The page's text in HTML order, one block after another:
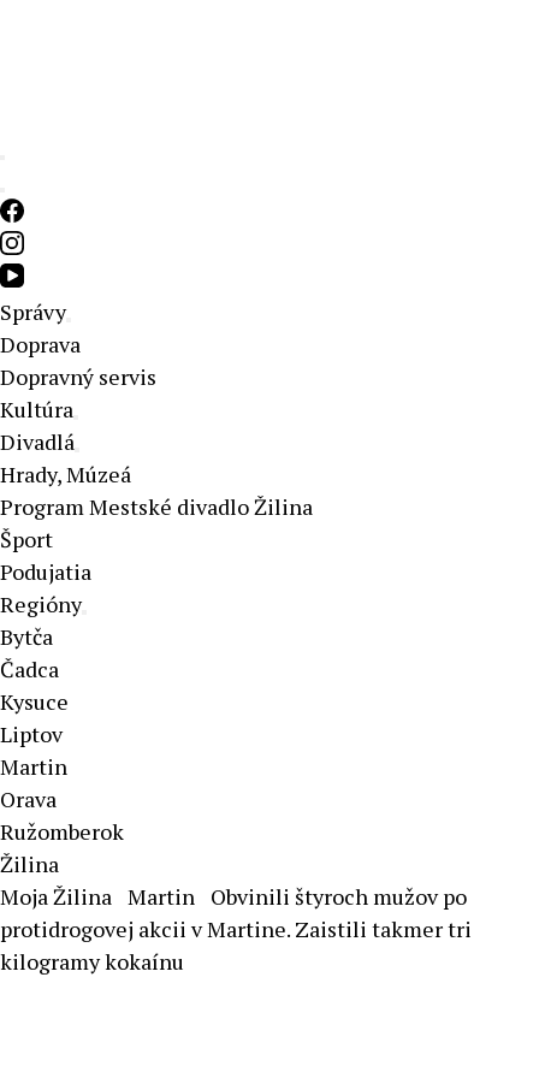
Správy
Doprava
Dopravný servis
Kultúra
Divadlá
Hrady, Múzeá
Program Mestské divadlo Žilina
Šport
Podujatia
Regióny
Bytča
Čadca
Kysuce
Liptov
Martin
Orava
Ružomberok
Žilina
Moja Žilina Martin Obvinili štyroch mužov po
protidrogovej akcii v Martine. Zaistili takmer tri
kilogramy kokaínu